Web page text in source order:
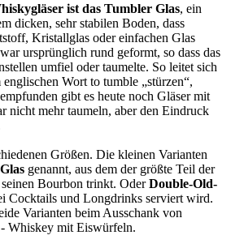
ist das Tumbler Glas, ein
dicken, sehr stabilen Boden, dass
Kristallglas oder einfachen Glas
ursprünglich rund geformt, so dass das
umfiel oder taumelte. So leitet sich
Wort to tumble „stürzen“,
gibt es heute noch Gläser mit
nicht mehr taumeln, aber den Eindruck
Größen. Die kleinen Varianten
genannt, aus dem der größte Teil der
Bourbon trinkt. OderDouble-Old-
Cocktails und Longdrinks serviert wird.
Varianten beim Ausschank von
Whiskey mit Eiswürfeln.